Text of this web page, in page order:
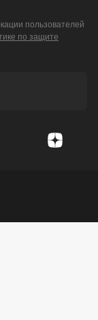
пользователей
по защите